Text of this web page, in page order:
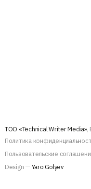
ТОО «Technical Writer Media»,
Политика
Пользовательские
Design — Yaro Golyev